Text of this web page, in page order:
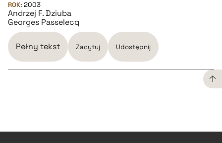
ROK: 2003
Andrzej F. Dziuba
Georges Passelecq
Pełny tekst Zacytuj Udostępnij
pobierz cytat